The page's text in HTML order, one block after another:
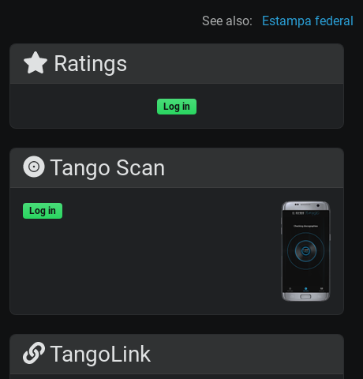
See also: Estampa federal
Ratings
Log in
Tango Scan
Log in
TangoLink